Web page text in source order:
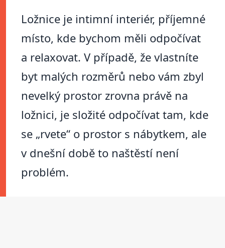
Ložnice je intimní interiér, příjemné
místo, kde bychom měli odpočívat
a relaxovat. V případě, že vlastníte
byt malých rozměrů nebo vám zbyl
nevelký prostor zrovna právě na
ložnici, je složité odpočívat tam, kde
se „rvete“ o prostor s nábytkem, ale
v dnešní době to naštěstí není
problém.